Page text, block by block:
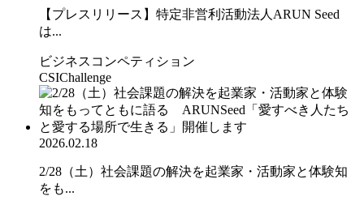
【プレスリリース】特定非営利活動法人ARUN Seed
は...
ビジネスコンペティション
CSIChallenge
2026.02.18
2/28（土）社会課題の解決を起業家・活動家と体験知
をも...